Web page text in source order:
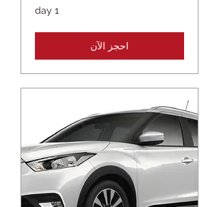
1 day
احجز الآن